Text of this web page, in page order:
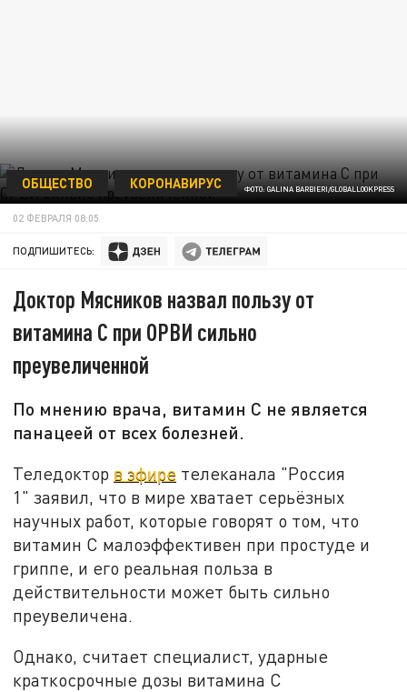
ФОТО: GALINA BARBIERI/GLOBALLOOKPRESS
ОБЩЕСТВО КОРОНАВИРУС
02 ФЕВРАЛЯ 08:05
ПОДПИШИТЕСЬ:
Доктор Мясников назвал пользу от
витамина С при ОРВИ сильно
преувеличенной
По мнению врача, витамин С не является
панацеей от всех болезней.
Теледоктор в эфире телеканала "Россия
1" заявил, что в мире хватает серьёзных
научных работ, которые говорят о том, что
витамин С малоэффективен при простуде и
гриппе, и его реальная польза в
действительности может быть сильно
преувеличена.
Однако, считает специалист, ударные
краткосрочные дозы витамина С